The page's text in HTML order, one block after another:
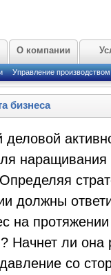
О компании
Управление производством
бизнеса
деловой
должны
на
Начнет ли она
со